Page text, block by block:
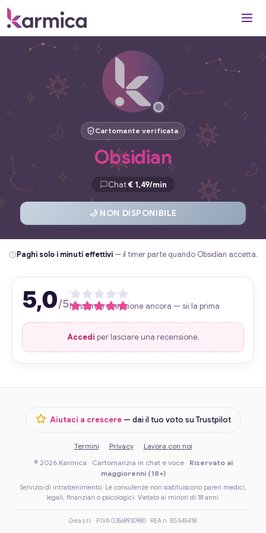
Cartomante verificata
Obsidian
Chat€ 1,49/min
🌙 NON DISPONIBILE
Paghi solo i minuti effettivi— il timer parte quando Obsidian accetta.
5,0/5Nessuna recensione ancora — sii la prima
Accedi per lasciare una recensione.
Aiutaci a crescere— dai il tuo voto su Trustpilot
Termini Privacy
Lavora con noi
© 2026 Karmica · Cartomanzia in chat e voce · Riservato ai
maggiorenni (18+)
Servizio di intrattenimento. Le consulenze non sostituiscono pareri medici,
legali, finanziari o psicologici. Vietato ai minori di 18 anni.
Gea s.r.l. · P.IVA 03568930980 · REA n. BS 545418